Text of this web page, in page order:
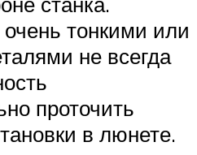
тонкими или
не всегда
проточить
в люнете.